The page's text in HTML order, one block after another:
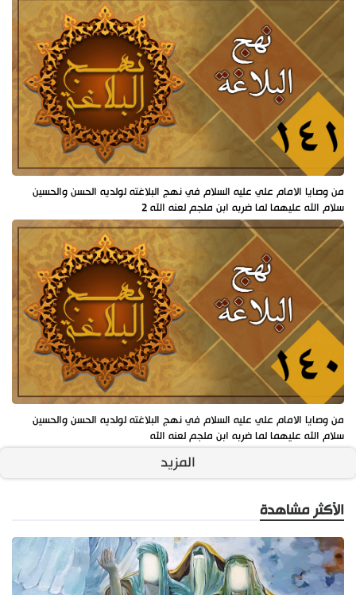
من وصايا الامام علي عليه السلام في نهج البلاغته لولديه الحسن والحسين
سلام الله عليهما لما ضربه ابن ملجم لعنه الله 2
من وصايا الامام علي عليه السلام في نهج البلاغته لولديه الحسن والحسين
سلام الله عليهما لما ضربه ابن ملجم لعنه الله
المزيد
الأكثر مشاهدة